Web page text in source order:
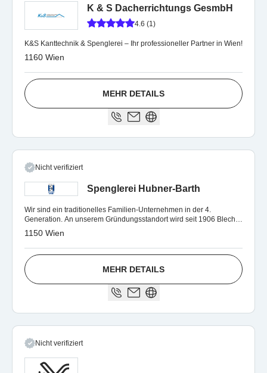
K & S Dacherrichtungs GesmbH
4.6 (1)
K&S Kanttechnik & Spenglerei – Ihr professioneller Partner in Wien!
1160 Wien
MEHR DETAILS
Nicht verifiziert
Spenglerei Hubner-Barth
Wir sind ein traditionelles Familien-Unternehmen in der 4.
Generation. An unserem Gründungsstandort wird seit 1906 Blech
umgeformt.
1150 Wien
MEHR DETAILS
Nicht verifiziert